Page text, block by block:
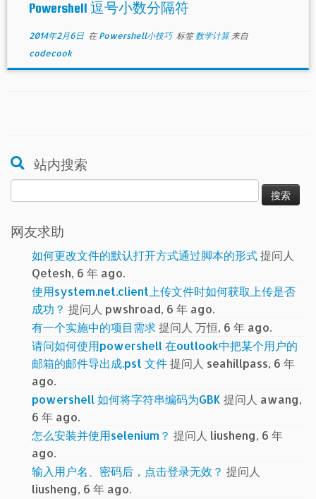
Powershell 逗号小数分隔符
2014年2月6日在 Powershell小技巧 标签数学计算来自
codecook
站内搜索
索：
网友求助
如何更改文件的默认打开方式通过脚本的形式提问人
Qetesh, 6 年 ago.
使用system.net.client上传文件时如何获取上传是否
成功？ 提问人 pwshroad, 6 年 ago.
有一个实施中的项目需求提问人 万恒, 6 年 ago.
请问如何使用powershell 在outlook中把某个用户的
邮箱的邮件导出成.pst 文件提问人 seahillpass, 6 年
ago.
powershell 如何将字符串编码为GBK 提问人 awang,
6 年 ago.
怎么安装并使用selenium？ 提问人 liusheng, 6 年
ago.
输入用户名、密码后，点击登录无效？ 提问人
liusheng, 6 年 ago.